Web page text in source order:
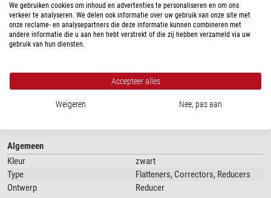
Visuele observatie:
Uitbreiding van het beeldveld met 1,25" oculairs. Dit is vooral zinvol bij
instrumenten met een lange brandpuntsafstand, wanneer men uitgebreidere
hemellichamen wil observeren. Door de geringere afstand tussen reducer
tegenover dat de focus slechts 5 mm naar binnen verschuift.
Vrije lichtdoorlaat: lensopening 22,5 mm
Lenzen: 2 lenzen voor betere correctie - gekit - verguld
Materiaal montuur: aluminium - zwart geanodiseerd
Verkortingsfactor: ca. 0,5-voudig - afhankelijk van de afstand
Brandpuntsafstand: 85 mm
Capaciteit
Focaal verloopstuk
0,5
Telescoop aansluiting
Visueel inzetbaar
ja
ja
Refractoren, Maksutovs en Schmidt-
Algemeen
Kleur
zwart
Type
Flatteners, Correctors, Reducers
Ontwerp
Reducer
We gebruiken cookies om inhoud en advertenties te personaliseren en om ons
verkeer te analyseren. We delen ook informatie over uw gebruik van onze site met
onze reclame- en analysepartners die deze informatie kunnen combineren met
andere informatie die u aan hen hebt verstrekt of die zij hebben verzameld via uw
gebruik van hun diensten.
Accepteer alles
Weigeren Nee, pas aan